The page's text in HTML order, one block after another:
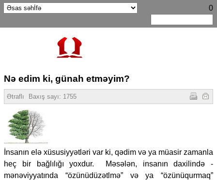
0
Nə edim ki, günah etməyim?
Ətraflı Baxış sayı: 1755
İnsanın elə xüsusiyyətləri var ki, qədim və ya müasir zamanla
heç bir bağlılığı yoxdur. Məsələn, insanın daxilində -
mənəviyyatında “özünüdüzətlmə” və ya “özünüqurmaq”